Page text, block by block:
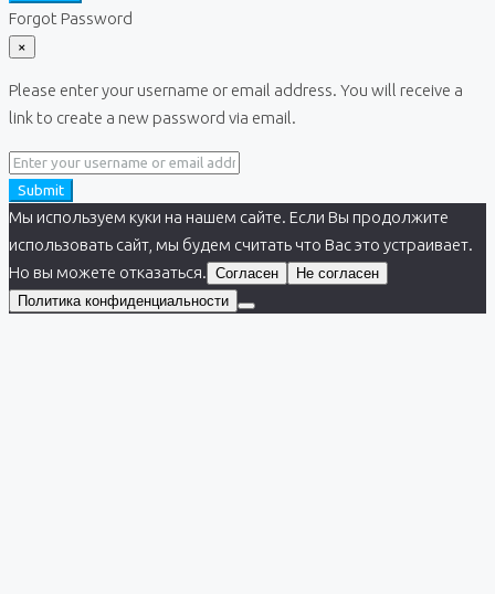
Forgot Password
×
Please enter your username or email address. You will receive a
link to create a new password via email.
Submit
Мы используем куки на нашем сайте. Если Вы продолжите
использовать сайт, мы будем считать что Вас это устраивает.
Но вы можете отказаться. Согласен
Не согласен
Политика конфиденциальности